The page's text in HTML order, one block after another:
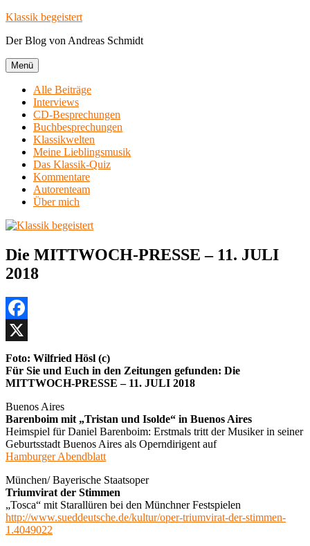
Zum
springen
Klassik begeistert
Der Blog von Andreas Schmidt
Menü
Alle Beiträge
Interviews
CD-Besprechungen
Buchbesprechungen
Klassikwelten
Meine Lieblingsmusik
Das Klassik-Quiz
Kommentare
Autorenteam
Über mich
Die MITTWOCH-PRESSE – 11. JULI
2018
Facebook
X
Foto: Wilfried Hösl (c)
Für Sie und Euch in den Zeitungen gefunden: Die
MITTWOCH-PRESSE – 11. JULI 2018
Buenos Aires
Barenboim mit „Tristan und Isolde“ in Buenos Aires
Heimspiel für Daniel Barenboim: Erstmals tritt der Musiker in seiner
Geburtsstadt Buenos Aires als Operndirigent auf
Hamburger Abendblatt
München/ Bayerische Staatsoper
Triumvirat der Stimmen
„Tosca“ mit Starallüren bei den Münchner Festspielen
http://www.sueddeutsche.de/kultur/oper-triumvirat-der-stimmen-
1.4049022